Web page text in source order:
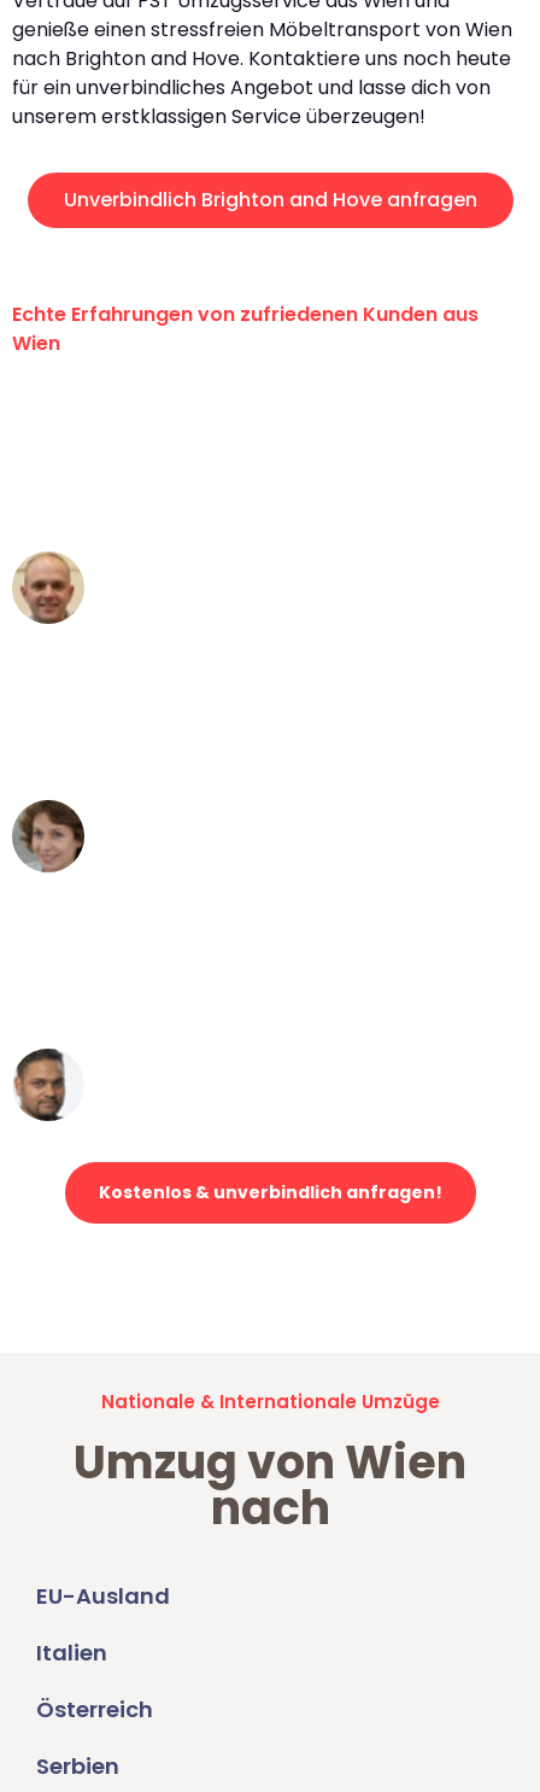
genieße einen stressfreien Möbeltransport von Wien
nach Brighton and Hove. Kontaktiere uns noch heute
für ein unverbindliches Angebot und lasse dich von
unserem erstklassigen Service überzeugen!
Unverbindlich Brighton and Hove anfragen
Echte Erfahrungen von zufriedenen Kunden aus
Wien
Kostenlos & unverbindlich anfragen!
Nationale & Internationale Umzüge
Umzug von Wien
nach
EU-Ausland
Italien
Österreich
Serbien